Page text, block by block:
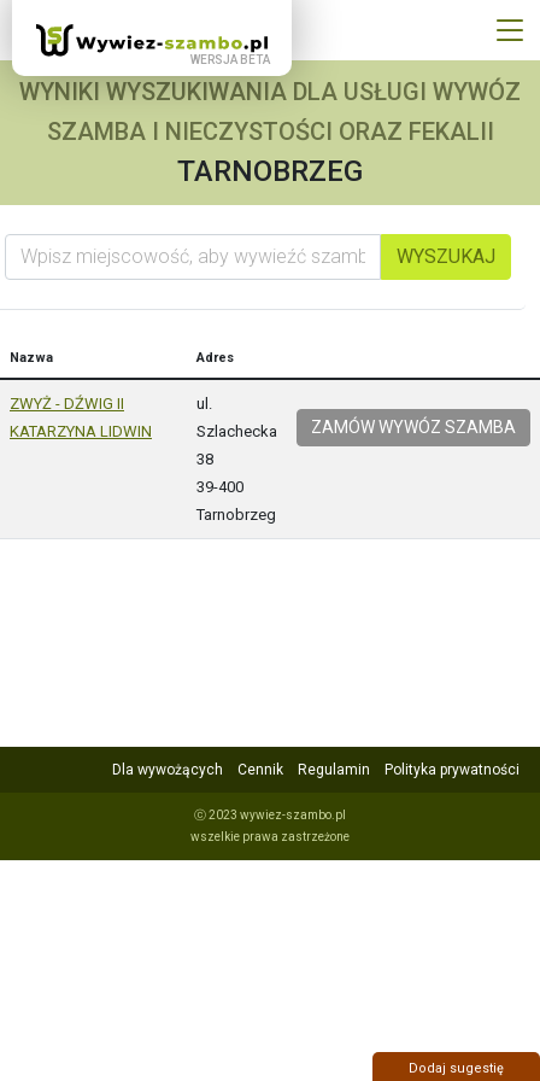
WYNIKI WYSZUKIWANIA DLA USŁUGI WYWÓZ
SZAMBA I NIECZYSTOŚCI ORAZ FEKALII
TARNOBRZEG
Wpisz miejscowość, aby wywieźć szambo
WYSZUKAJ
Nazwa Adres
ZWYŻ - DŹWIG II
KATARZYNA LIDWIN
ul.
Szlachecka
38
39-400
Tarnobrzeg
ZAMÓW WYWÓZ SZAMBA
Dla wywożących Cennik Regulamin Polityka prywatności
ⓒ 2023 wywiez-szambo.pl
wszelkie prawa zastrzeżone
Dodaj sugestię